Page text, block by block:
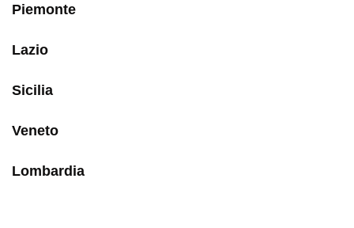
Piemonte
Lazio
Sicilia
Veneto
Lombardia